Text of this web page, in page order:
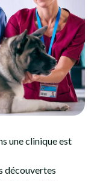
une clinique est
découvertes